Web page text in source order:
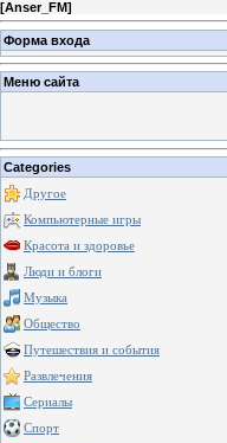
[Anser_FM]
Форма входа
Меню сайта
Categories
Другое
Компьютерные игры
Красота и здоровье
Люди и блоги
Музыка
Общество
Путешествия и события
Развлечения
Сериалы
Спорт